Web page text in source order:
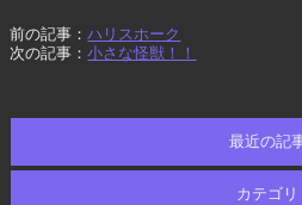
前の記事：ハリスホーク
次の記事：小さな怪獣！！
最近の記
カテゴリ